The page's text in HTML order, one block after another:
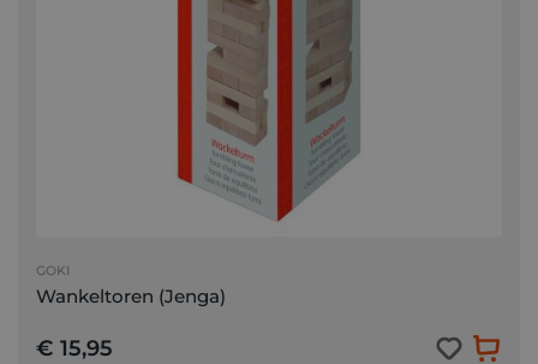
GOKI
Wankeltoren (Jenga)
€ 15,95